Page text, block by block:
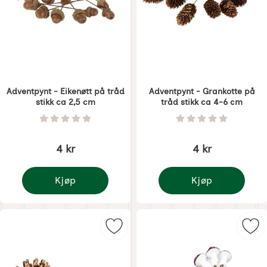
Adventpynt - Eikenøtt på tråd
stikk ca 2,5 cm
Varenummer 6799Vurdering: 0 Stjerne av 5
4 kr
Kjøp
Adventpynt - Eikenøtt på tråd stikk ca 2,5 cm
Adventpynt - Grankotte på
tråd stikk ca 4-6 cm
Varenummer 6800Vurdering: 0
4 kr
Kjøp
Adventpynt -
Merk adventpynt - Furutopp på